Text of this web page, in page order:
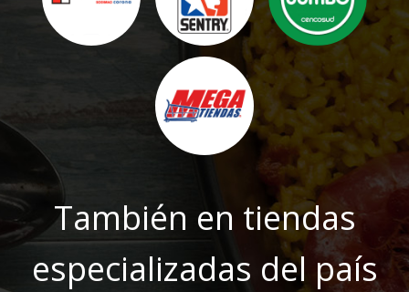
También en tiendas
especializadas del país